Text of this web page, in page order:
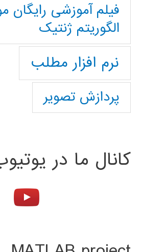
فیلم آموزشی رایگان
الگوریتم ژنتیک
نرم افزار مطلب
پردازش تصویر
کانال ما در